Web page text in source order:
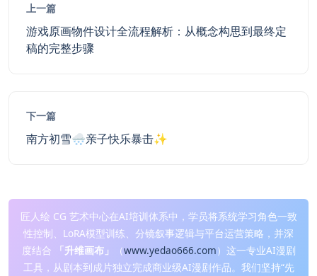
上一篇
游戏原画物件设计全流程解析：从概念构思到最终定
稿的完整步骤
下一篇
南方初雪🌨️亲子快乐暴击✨
匠人绘 CG 艺术中心在AI培训体系中，学员将系统学习角色一致
性控制、LoRA模型训练、分镜叙事逻辑与平台运营策略，并深
度结合
「升维画布」 （www.yedao666.com）这一专业AI漫剧
工具，从剧本到成片独立完成商业级AI漫剧作品。我们坚持“先